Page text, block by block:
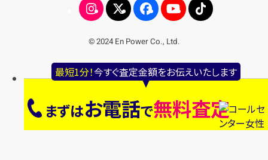
最短1分！今すぐ査定金額をお伝えいたします
まずはお電話で無料査定
© 2024 En Power Co., Ltd.